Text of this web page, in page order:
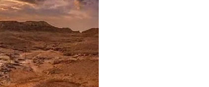
trụ243 bài viếtY học - Sức khỏe